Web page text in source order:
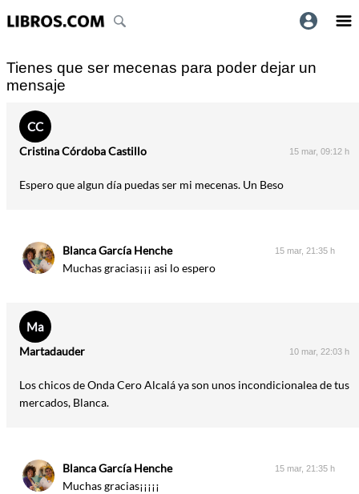
Tienes que ser mecenas para poder dejar un
mensaje
CC
Cristina Córdoba Castillo 15 mar, 09:12 h
Espero que algun día puedas ser mi mecenas. Un Beso
Blanca García Henche 15 mar, 21:35 h
Muchas gracias¡¡¡ asi lo espero
Ma
Martadauder 10 mar, 22:03 h
Los chicos de Onda Cero Alcalá ya son unos incondicionalea de tus
mercados, Blanca.
Blanca García Henche 15 mar, 21:35 h
Muchas gracias¡¡¡¡¡